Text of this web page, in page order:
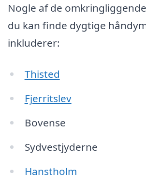
Nogle af de
du kan finde dygtige
inkluderer:
Thisted
Fjerritslev
Bovense
Sydvestjyderne
Hanstholm